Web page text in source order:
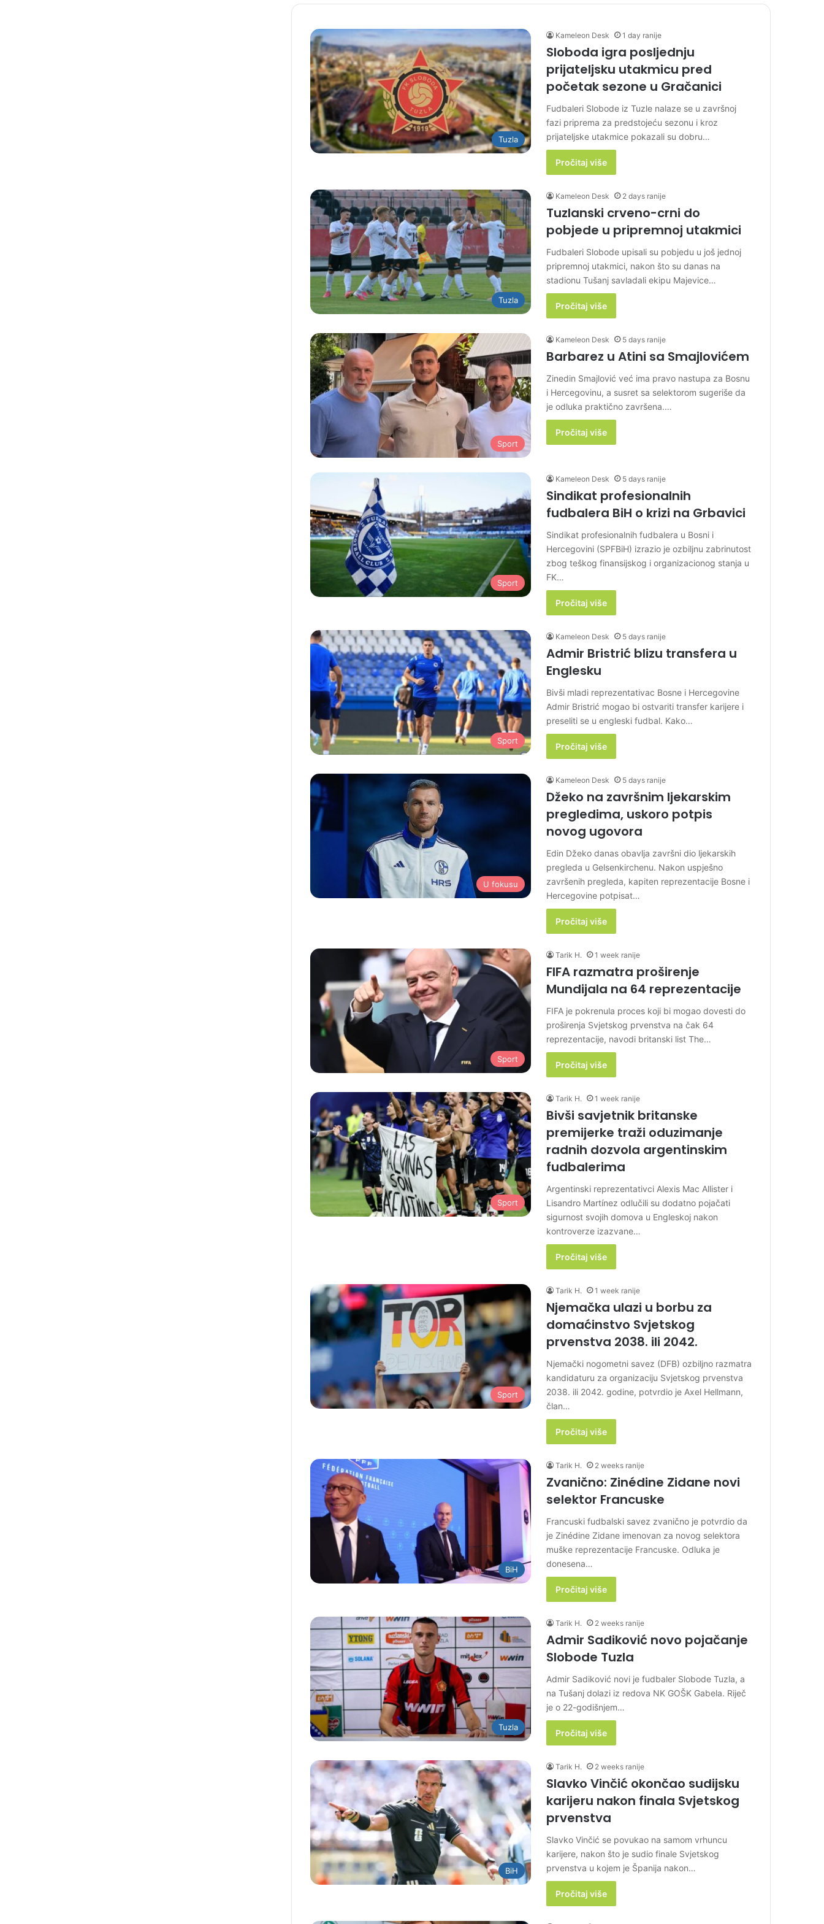
Tuzla
Kameleon Desk 1 day ranije
Sloboda igra posljednju
prijateljsku utakmicu pred
početak sezone u Gračanici
Fudbaleri Slobode iz Tuzle nalaze se u završnoj
fazi priprema za predstojeću sezonu i kroz
prijateljske utakmice pokazali su dobru…
Pročitaj više
Tuzla
Kameleon Desk 2 days ranije
Tuzlanski crveno-crni do
pobjede u pripremnoj utakmici
Fudbaleri Slobode upisali su pobjedu u još jednoj
pripremnoj utakmici, nakon što su danas na
stadionu Tušanj savladali ekipu Majevice…
Pročitaj više
Sport
Kameleon Desk 5 days ranije
Barbarez u Atini sa Smajlovićem
Zinedin Smajlović već ima pravo nastupa za Bosnu
i Hercegovinu, a susret sa selektorom sugeriše da
je odluka praktično završena.…
Pročitaj više
Sport
Kameleon Desk 5 days ranije
Sindikat profesionalnih
fudbalera BiH o krizi na Grbavici
Sindikat profesionalnih fudbalera u Bosni i
Hercegovini (SPFBiH) izrazio je ozbiljnu zabrinutost
zbog teškog finansijskog i organizacionog stanja u
FK…
Pročitaj više
Sport
Kameleon Desk 5 days ranije
Admir Bristrić blizu transfera u
Englesku
Bivši mladi reprezentativac Bosne i Hercegovine
Admir Bristrić mogao bi ostvariti transfer karijere i
preseliti se u engleski fudbal. Kako…
Pročitaj više
U fokusu
Kameleon Desk 5 days ranije
Džeko na završnim ljekarskim
pregledima, uskoro potpis
novog ugovora
Edin Džeko danas obavlja završni dio ljekarskih
pregleda u Gelsenkirchenu. Nakon uspješno
završenih pregleda, kapiten reprezentacije Bosne i
Hercegovine potpisat…
Pročitaj više
Sport
Tarik H. 1 week ranije
FIFA razmatra proširenje
Mundijala na 64 reprezentacije
FIFA je pokrenula proces koji bi mogao dovesti do
proširenja Svjetskog prvenstva na čak 64
reprezentacije, navodi britanski list The…
Pročitaj više
Sport
Tarik H. 1 week ranije
Bivši savjetnik britanske
premijerke traži oduzimanje
radnih dozvola argentinskim
fudbalerima
Argentinski reprezentativci Alexis Mac Allister i
Lisandro Martínez odlučili su dodatno pojačati
sigurnost svojih domova u Engleskoj nakon
kontroverze izazvane…
Pročitaj više
Sport
Tarik H. 1 week ranije
Njemačka ulazi u borbu za
domaćinstvo Svjetskog
prvenstva 2038. ili 2042.
Njemački nogometni savez (DFB) ozbiljno razmatra
kandidaturu za organizaciju Svjetskog prvenstva
2038. ili 2042. godine, potvrdio je Axel Hellmann,
član…
Pročitaj više
BiH
Tarik H. 2 weeks ranije
Zvanično: Zinédine Zidane novi
selektor Francuske
Francuski fudbalski savez zvanično je potvrdio da
je Zinédine Zidane imenovan za novog selektora
muške reprezentacije Francuske. Odluka je
donesena…
Pročitaj više
Tuzla
Tarik H. 2 weeks ranije
Admir Sadiković novo pojačanje
Slobode Tuzla
Admir Sadiković novi je fudbaler Slobode Tuzla, a
na Tušanj dolazi iz redova NK GOŠK Gabela. Riječ
je o 22-godišnjem…
Pročitaj više
BiH
Tarik H. 2 weeks ranije
Slavko Vinčić okončao sudijsku
karijeru nakon finala Svjetskog
prvenstva
Slavko Vinčić se povukao na samom vrhuncu
karijere, nakon što je sudio finale Svjetskog
prvenstva u kojem je Španija nakon…
Pročitaj više